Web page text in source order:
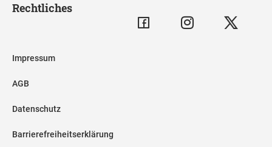
Rechtliches
Impressum
AGB
Datenschutz
Barrierefreiheitserklärung